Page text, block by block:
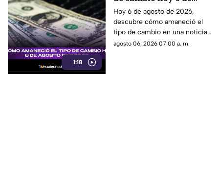
1:18
agosto de 2026?
Hoy 6 de agosto de 2026,
descubre cómo amaneció el
tipo de cambio en una noticia
que impactará tus finanzas.
agosto 06, 2026 07:00 a. m.